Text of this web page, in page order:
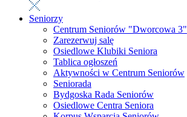
Seniorzy
Centrum Seniorów "Dworcowa 3"
Zarezerwuj salę
Osiedlowe Klubiki Seniora
Tablica ogłoszeń
Aktywności w Centrum Seniorów
Seniorada
Bydgoska Rada Seniorów
Osiedlowe Centra Seniora